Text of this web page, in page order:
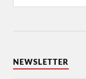
NEWSLETTER